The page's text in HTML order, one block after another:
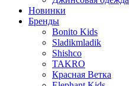
Новинки
Бренды
Bonito Kids
Sladikmladik
Shishco
TAKRO
Красная Ветка